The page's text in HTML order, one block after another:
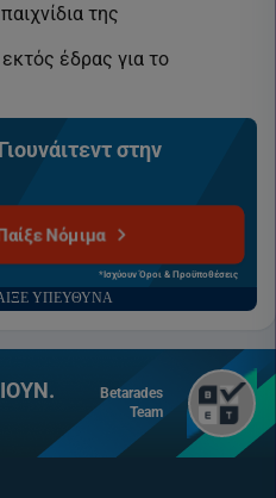
της
έδρας για το
στην
Νόμιμα
*Ισχύουν Όροι & Προϋποθέσεις
ΥΠΕΥΘΥΝΑ
Betarades
Team